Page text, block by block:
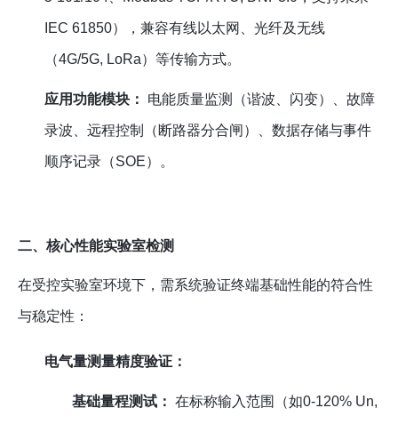
IEC 61850），兼容有线以太网、光纤及无线
（4G/5G, LoRa）等传输方式。
应用功能模块： 电能质量监测（谐波、闪变）、故障
录波、远程控制（断路器分合闸）、数据存储与事件
顺序记录（SOE）。
二、核心性能实验室检测
在受控实验室环境下，需系统验证终端基础性能的符合性
与稳定性：
电气量测量精度验证：
基础量程测试： 在标称输入范围（如0-120% Un,